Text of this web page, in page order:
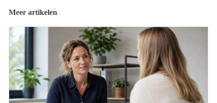
Meer artikelen